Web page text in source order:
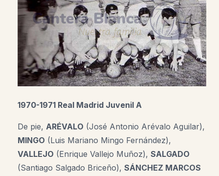
1970-1971 Real Madrid Juvenil A
De pie, ARÉVALO (José Antonio Arévalo Aguilar),
MINGO (Luis Mariano Mingo Fernández),
VALLEJO (Enrique Vallejo Muñoz), SALGADO
(Santiago Salgado Briceño), SÁNCHEZ MARCOS